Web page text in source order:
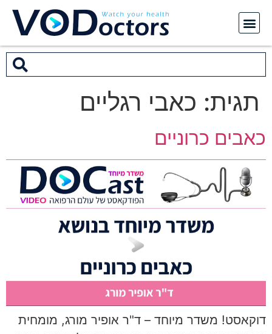
תגית: כאבי רגליים
כאבים כרוניים
דוקאסט! משדר מיוחד – ד"ר אופיר מורג, מומחית